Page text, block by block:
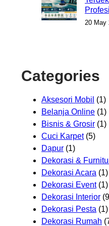
20 May
Categories
Aksesori Mobil (1)
Belanja Online (1)
Bisnis & Grosir (1)
Cuci Karpet(5)
Dapur (1)
Dekorasi &
Dekorasi Acara (1)
Dekorasi Event(1)
Dekorasi Interior
Dekorasi Pesta (1)
Dekorasi Rumah